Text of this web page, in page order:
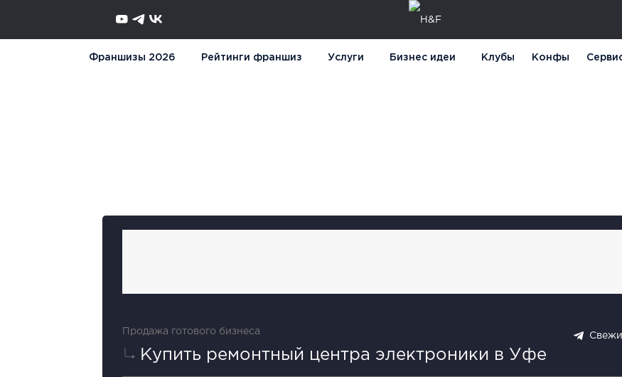
Франшизы 2026 Рейтинги франшиз Услуги Бизнес идеи Клубы Конфы
Продажа готового бизнеса
Купить ремонтный центра электроники в Уфе